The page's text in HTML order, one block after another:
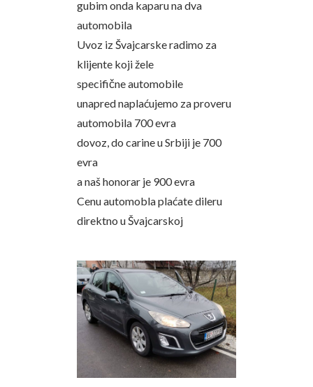
gubim onda kaparu na dva
automobila
Uvoz iz Švajcarske radimo za
klijente koji žele
specifične automobile
unapred naplaćujemo za proveru
automobila 700 evra
dovoz, do carine u Srbiji je 700
evra
a naš honorar je 900 evra
Cenu automobla plaćate dileru
direktno u Švajcarskoj